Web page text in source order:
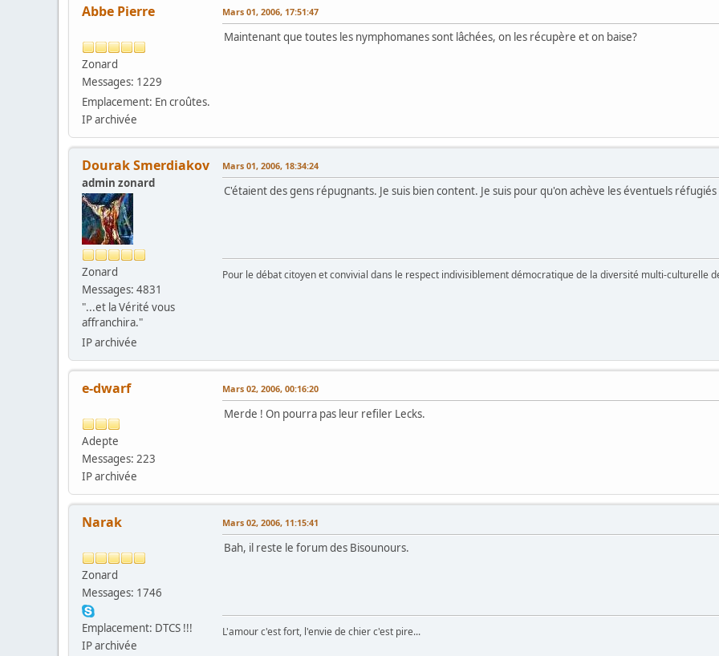
Abbe Pierre
Zonard
Messages: 1229
Emplacement: En croûtes.
IP archivée
Mars 01, 2006, 17:51:47
Maintenant que toutes les nymphomanes sont lâchées, on les récupère et on baise?
Dourak Smerdiakov
admin zonard
Zonard
Messages: 4831
"...et la Vérité vous
affranchira."
IP archivée
Mars 01, 2006, 18:34:24
C'étaient des gens répugnants. Je suis bien content. Je suis pour qu'on achève les éventuels réfugiés
Pour le débat citoyen et convivial dans le respect indivisiblement démocratique de la diversité multi-culturelle
e-dwarf
Adepte
Messages: 223
IP archivée
Mars 02, 2006, 00:16:20
Merde ! On pourra pas leur refiler Lecks.
Narak
Zonard
Messages: 1746
Emplacement: DTCS !!!
IP archivée
Mars 02, 2006, 11:15:41
Bah, il reste le forum des Bisounours.
L'amour c'est fort, l'envie de chier c'est pire...